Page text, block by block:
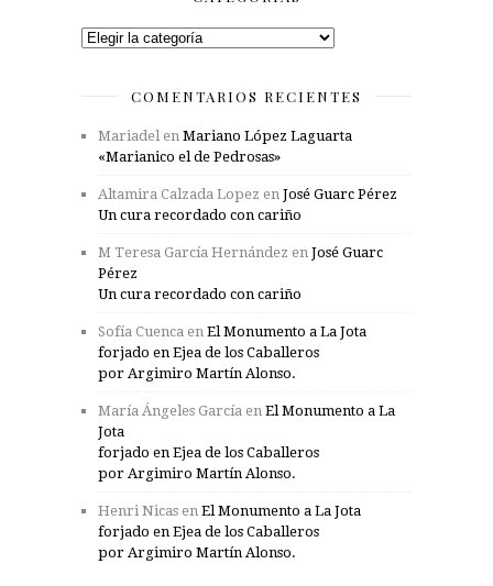
Categorías
COMENTARIOS RECIENTES
Mariadel en Mariano López Laguarta
«Marianico el de Pedrosas»
Altamira Calzada Lopez en José Guarc Pérez
Un cura recordado con cariño
M Teresa García Hernández en José Guarc
Pérez
Un cura recordado con cariño
Sofía Cuenca en El Monumento a La Jota
forjado en Ejea de los Caballeros
por Argimiro Martín Alonso.
María Ángeles García en El Monumento a La
Jota
forjado en Ejea de los Caballeros
por Argimiro Martín Alonso.
Henri Nicas en El Monumento a La Jota
forjado en Ejea de los Caballeros
por Argimiro Martín Alonso.